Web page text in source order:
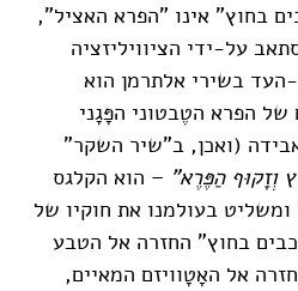
בחוץ" אינו "הפרא האציל",
על-ידי הציוויליזציה
בשירי אלתרמן הוא
הפרא הטֶבטוני הפָּגָני
(ואכן, ב"שיר השקר"
וְזָקוּף הַפֶּרֶא" – הוא הקלגס
בעולמנו את חוקיו של
בחוץ" החזרה אל הטבע
אל האָטָוויזם המאיים,